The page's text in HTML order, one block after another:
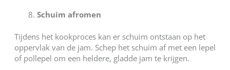
Schuim afromen
Tijdens het kookproces kan er schuim ontstaan op het
oppervlak van de jam. Schep het schuim af met een lepel
of pollepel om een heldere, gladde jam te krijgen.